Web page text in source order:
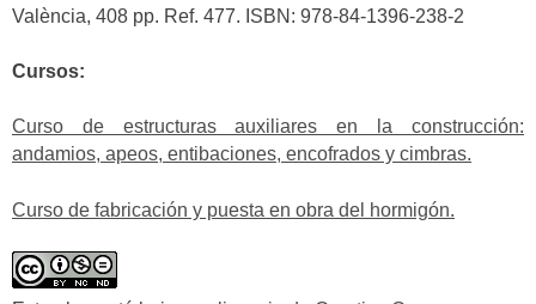
València, 408 pp. Ref. 477. ISBN: 978-84-1396-238-2
Cursos:
Curso de estructuras auxiliares en la construcción:
andamios, apeos, entibaciones, encofrados y cimbras.
Curso de fabricación y puesta en obra del hormigón.